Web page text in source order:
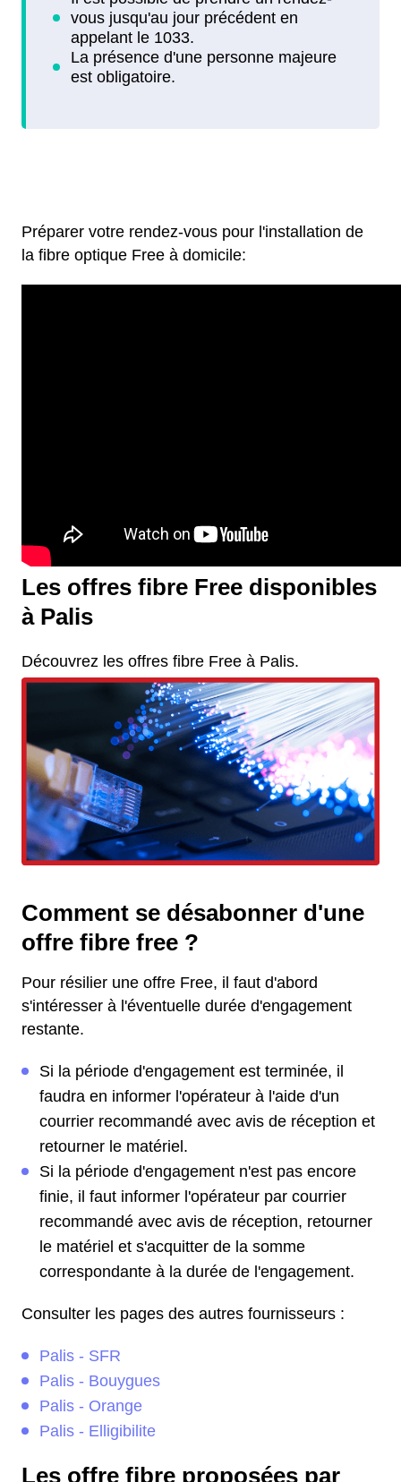
Préparer votre rendez-vous pour l'installation de
la fibre optique Free à domicile:
Les offres fibre Free disponibles
à Palis
Découvrez les offres fibre Free à Palis.
Comment se désabonner d'une
offre fibre free ?
Pour résilier une offre Free, il faut d'abord
s'intéresser à l'éventuelle durée d'engagement
restante.
Si la période d'engagement est terminée, il
faudra en informer l'opérateur à l'aide d'un
courrier recommandé avec avis de réception et
retourner le matériel.
Si la période d'engagement n'est pas encore
finie, il faut informer l'opérateur par courrier
recommandé avec avis de réception, retourner
le matériel et s'acquitter de la somme
correspondante à la durée de l'engagement.
Consulter les pages des autres fournisseurs :
Palis - SFR
Palis - Bouygues
Palis - Orange
Palis - Elligibilite
Les offre fibre proposées par